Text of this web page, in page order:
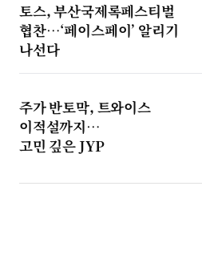
토스, 부산국제록페스티벌
협찬…‘페이스페이’ 알리기
나선다
주가 반토막, 트와이스
이적설까지…
고민 깊은 JYP